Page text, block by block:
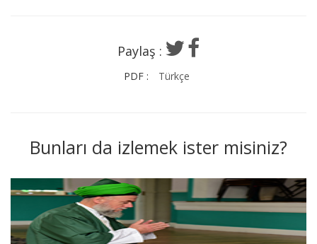
Paylaş :
PDF : Türkçe
Bunları da izlemek ister misiniz?